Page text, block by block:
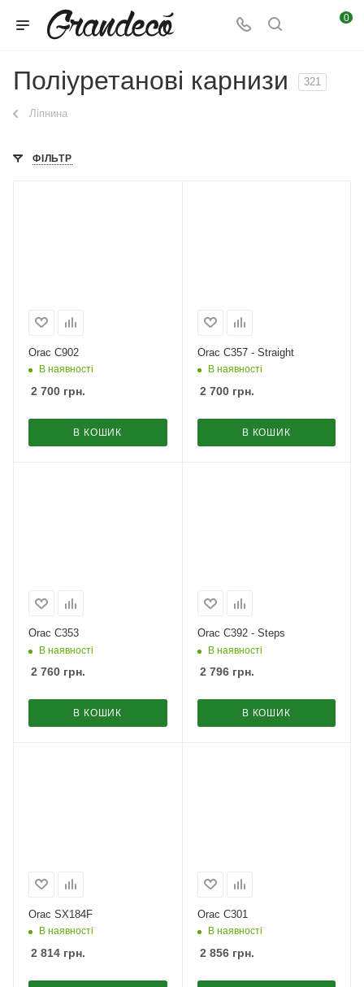
0
Поліуретанові карнизи 321
Ліпнина
ФІЛЬТР
Orac C902
В наявності
2 700 грн.
В КОШИК
Orac C357 - Straight
В наявності
2 700грн.
В КОШИК
Orac C353
В наявності
2 760 грн.
В КОШИК
Orac C392 - Steps
В наявності
2 796грн.
В КОШИК
Orac SX184F
В наявності
2 814 грн.
Orac C301
В наявності
2 856грн.